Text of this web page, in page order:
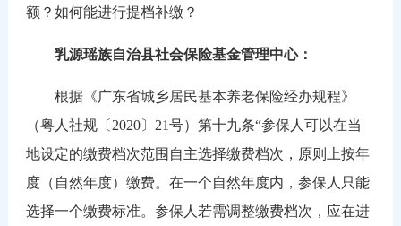
额？如何能进行提档补缴？
乳源瑶族自治县社会保险基金管理中心：
根据《广东省城乡居民基本养老保险经办规程》
（粤人社规〔2020〕21号）第十九条“参保人可以在当
地设定的缴费档次范围自主选择缴费档次，原则上按年
度（自然年度）缴费。在一个自然年度内，参保人只能
选择一个缴费标准。参保人若需调整缴费档次，应在进